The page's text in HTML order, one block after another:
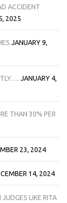
ACCIDENT
2025
JANUARY 9,
JANUARY 4,
THAN 30% PER
23, 2024
14, 2024
LIKE RITA